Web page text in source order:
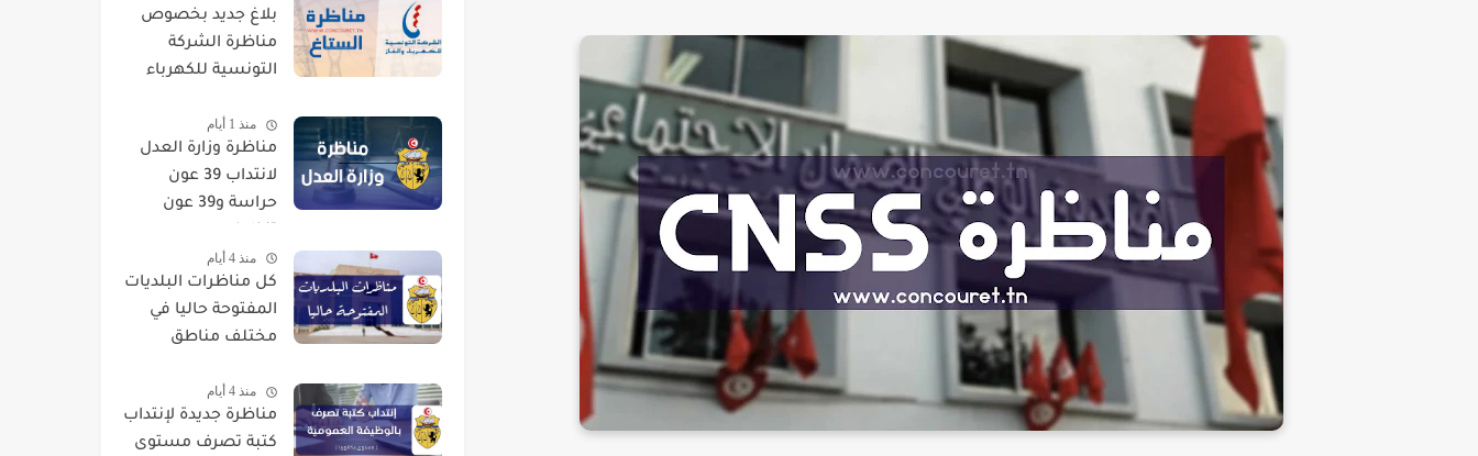
بلاغ جديد بخصوص
مناظرة الشركة
التونسية للكهرباء
إطارات
منذ 1 أيام
مناظرة وزارة العدل
لانتداب 39 عون
حراسة و39 عون
منذ 4 أيام
كل مناظرات البلديات
المفتوحة حاليا في
مختلف مناطق
منذ 4 أيام
مناظرة جديدة لإنتداب
كتبة تصرف مستوى